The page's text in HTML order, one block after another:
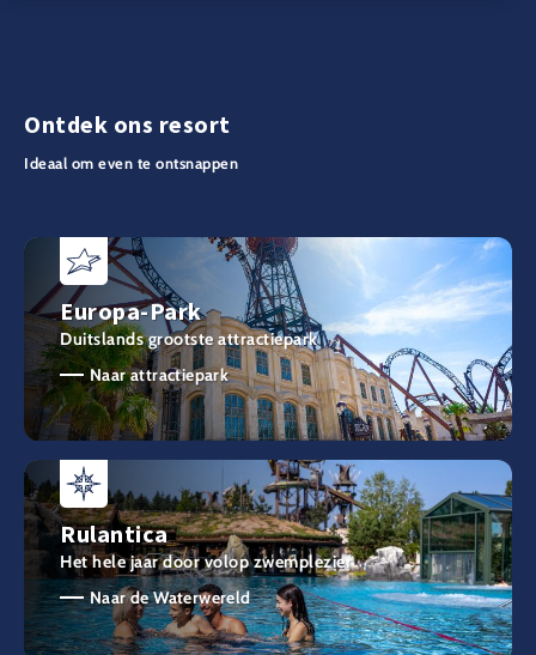
Ontdek ons resort
Ideaal om even te ontsnappen
Europa-Park
Duitslands grootste attractiepark
Naar attractiepark
Rulantica
Het hele jaar door volop zwemplezier
Naar de Waterwereld